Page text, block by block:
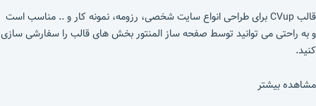
قالب CVup برای طراحی انواع سایت شخصی، رزومه، نمونه کار و .. مناسب است
و به راحتی می توانید توسط صفحه ساز المنتور بخش های قالب را سفارشی سازی
کنید.
مشاهده بیشتر